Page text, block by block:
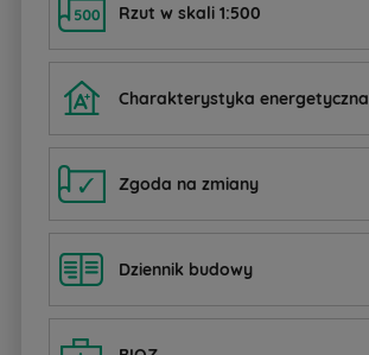
Rzut w skali 1:500
Charakterystyka energetyczna
Zgoda na zmiany
Dziennik budowy